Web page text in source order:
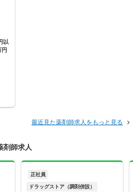
以
最近見た薬剤師求人をもっと見る
剤師求人
正社員
ドラッグストア（調剤併設）